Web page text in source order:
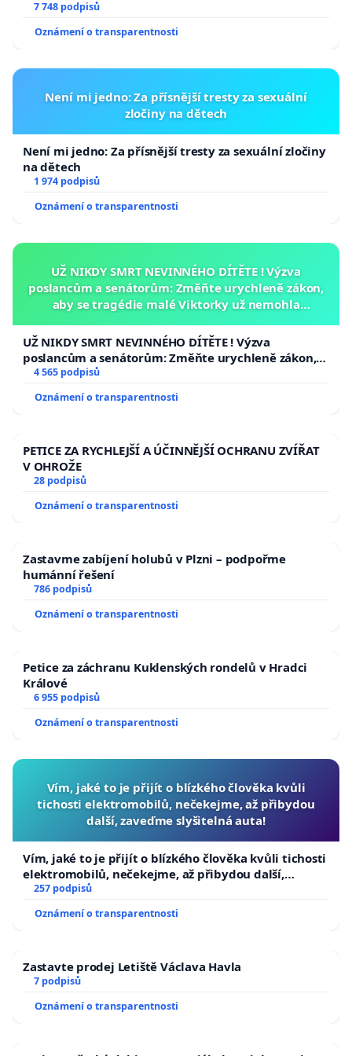
7 748 podpisů
Oznámení o transparentnosti
Není mi jedno: Za přísnější tresty za sexuální
zločiny na dětech
Není mi jedno: Za přísnější tresty za sexuální zločiny
na dětech
1 974 podpisů
Oznámení o transparentnosti
UŽ NIKDY SMRT NEVINNÉHO DÍTĚTE ! Výzva
poslancům a senátorům: Změňte urychleně zákon,
aby se tragédie malé Viktorky už nemohla
UŽ NIKDY SMRT NEVINNÉHO DÍTĚTE ! Výzva
poslancům a senátorům: Změňte urychleně zákon,
aby se tragédie malé Viktorky už nemohla opakovat!
4 565 podpisů
Oznámení o transparentnosti
PETICE ZA RYCHLEJŠÍ A ÚČINNĚJŠÍ OCHRANU ZVÍŘAT
V OHROŽE
28 podpisů
Oznámení o transparentnosti
Zastavme zabíjení holubů v Plzni – podpořme
humánní řešení
786 podpisů
Oznámení o transparentnosti
Petice za záchranu Kuklenských rondelů v Hradci
Králové
6 955 podpisů
Oznámení o transparentnosti
Vím, jaké to je přijít o blízkého člověka kvůli
tichosti elektromobilů, nečekejme, až přibydou
další, zaveďme slyšitelná auta!
Vím, jaké to je přijít o blízkého člověka kvůli tichosti
elektromobilů, nečekejme, až přibydou další,
zaveďme slyšitelná auta!
257 podpisů
Oznámení o transparentnosti
Zastavte prodej Letiště Václava Havla
7 podpisů
Oznámení o transparentnosti